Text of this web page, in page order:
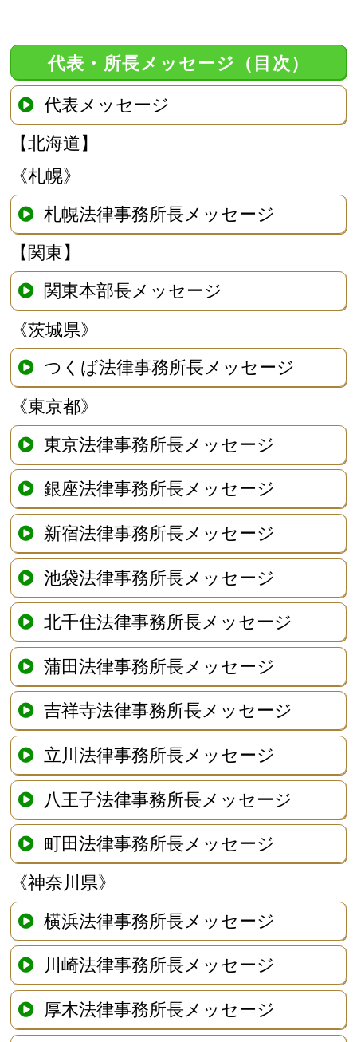
代表・所長メッセージ（目次）
代表メッセージ
【北海道】
《札幌》
札幌法律事務所長メッセージ
【関東】
関東本部長メッセージ
《茨城県》
つくば法律事務所長メッセージ
《東京都》
東京法律事務所長メッセージ
銀座法律事務所長メッセージ
新宿法律事務所長メッセージ
池袋法律事務所長メッセージ
北千住法律事務所長メッセージ
蒲田法律事務所長メッセージ
吉祥寺法律事務所長メッセージ
立川法律事務所長メッセージ
八王子法律事務所長メッセージ
町田法律事務所長メッセージ
《神奈川県》
横浜法律事務所長メッセージ
川崎法律事務所長メッセージ
厚木法律事務所長メッセージ